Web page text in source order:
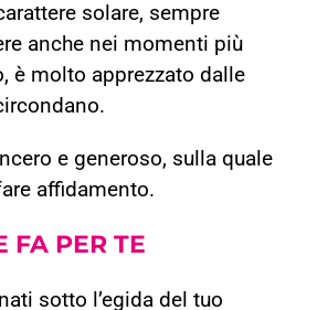
solare, sempre
anche nei momenti più
è molto apprezzato dalle
e generoso, sulla quale
affidamento.
FA PER TE
sotto l’egida del tuo